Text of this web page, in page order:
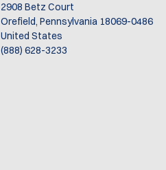
2908 Betz Court
Orefield, Pennsylvania 18069-0486
United States
(888) 628-3233